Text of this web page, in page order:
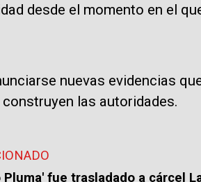
desde el momento en el
nuevas evidencias
las autoridades.
Pluma' fue trasladado a cárcel